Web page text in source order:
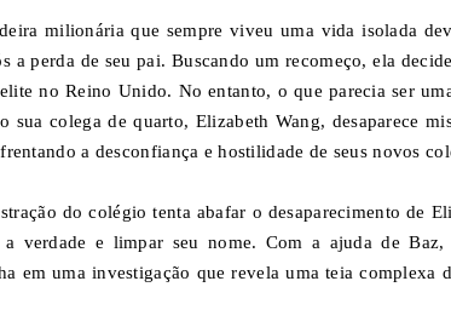
milionária que sempre viveu uma vida isolada
a perda de seu pai. Buscando um recomeço, ela
no Reino Unido. No entanto, o que parecia ser
sua colega de quarto, Elizabeth Wang, desaparece
a desconfiança e hostilidade de seus novos
do colégio tenta abafar o desaparecimento de
a verdade e limpar seu nome. Com a ajuda de
em uma investigação que revela uma teia complexa